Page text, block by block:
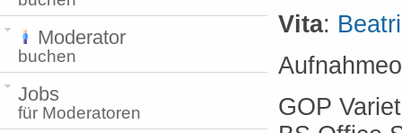
Vita:
GOP
Moderator
buchen
Jobs
für Moderatoren